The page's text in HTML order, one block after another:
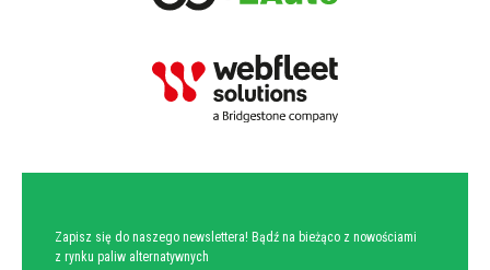
Zapisz się do naszego newslettera! Bądź na bieżąco z nowościami
z rynku paliw alternatywnych